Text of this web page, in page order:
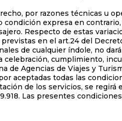
por razones técnicas
expresa en
Respecto de estas
en el art.24 del
de cualquier índole, no
celebración, cumplimiento,
de Agencias de Viajes y
aceptadas todas las
de los servicios, se
Las presentes